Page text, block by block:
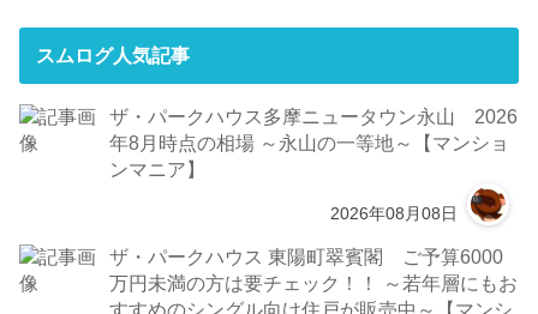
スムログ人気記事
ザ・パークハウス多摩ニュータウン永山 2026
年8月時点の相場 ～永山の一等地～【マンショ
ンマニア】
2026年08月08日
ザ・パークハウス 東陽町翠賓閣 ご予算6000
万円未満の方は要チェック！！ ～若年層にもお
すすめのシングル向け住戸が販売中～【マンシ